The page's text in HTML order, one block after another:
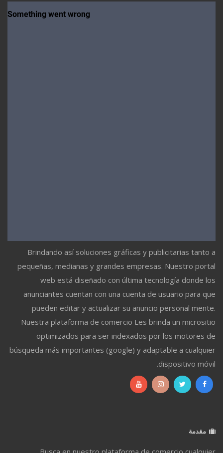
Brindando así soluciones gráficas y publicitarias tanto a
pequeñas, medianas y grandes empresas. Nuestro portal
web está diseñado con última tecnología donde los
anunciantes cuentan con una cuenta de usuario para que
pueden editar y actualizar su anuncio personal mente.
Nuestra plataforma de comercio Les brinda un micrositio
optimizados para ser indexados por los motores de
búsqueda más importantes (google) y adaptable a cualquier
dispositivo móvil.
مقدمة